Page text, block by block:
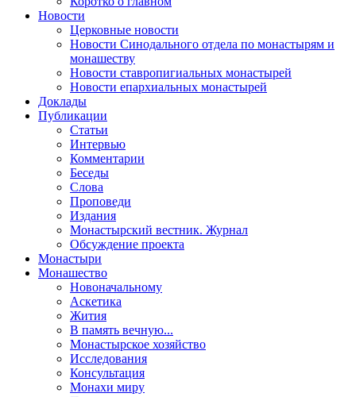
Новости
Церковные новости
Новости Синодального отдела по монастырям и
монашеству
Новости ставропигиальных монастырей
Новости епархиальных монастырей
Доклады
Публикации
Статьи
Интервью
Комментарии
Беседы
Слова
Проповеди
Издания
Монастырский вестник. Журнал
Обсуждение проекта
Монастыри
Монашество
Новоначальному
Аскетика
Жития
В память вечную...
Монастырское хозяйство
Исследования
Консультация
Монахи миру